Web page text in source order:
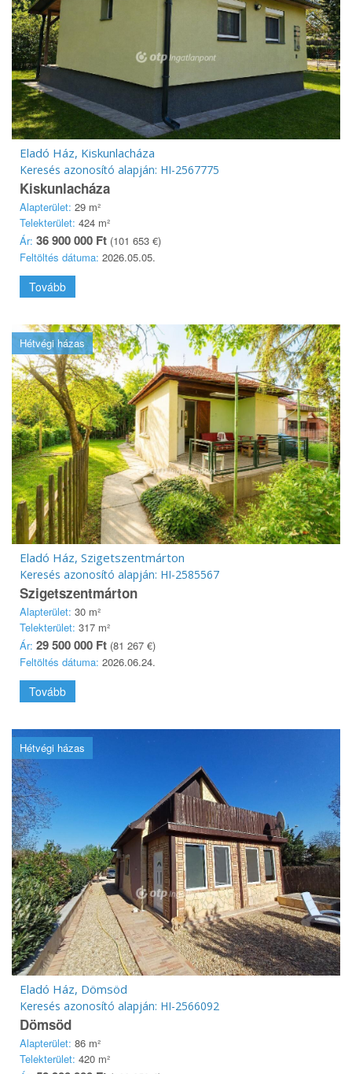
Eladó Ház, Kiskunlacháza
Keresés azonosító alapján: HI-2567775
Kiskunlacháza
Alapterület: 29 m²
Telekterület: 424 m²
Ár: 36 900 000 Ft (101 653 €)
Feltöltés dátuma: 2026.05.05.
Tovább
Hétvégi házas
Eladó Ház, Szigetszentmárton
Keresés azonosító alapján: HI-2585567
Szigetszentmárton
Alapterület: 30 m²
Telekterület: 317 m²
Ár: 29 500 000 Ft (81 267 €)
Feltöltés dátuma: 2026.06.24.
Tovább
Hétvégi házas
Eladó Ház, Dömsöd
Keresés azonosító alapján: HI-2566092
Dömsöd
Alapterület: 86 m²
Telekterület: 420 m²